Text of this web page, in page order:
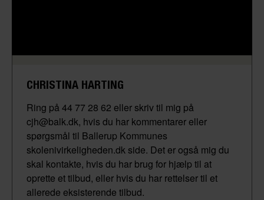
CHRISTINA HARTING
Ring på 44 77 28 62 eller skriv til mig på
cjh@balk.dk, hvis du har kommentarer eller
spørgsmål til Ballerup Kommunes
skolenivirkeligheden.dk side. Det er også mig du
skal kontakte, hvis du har brug for hjælp til at
oprette et tilbud, eller hvis du har rettelser til et
allerede eksisterende tilbud.